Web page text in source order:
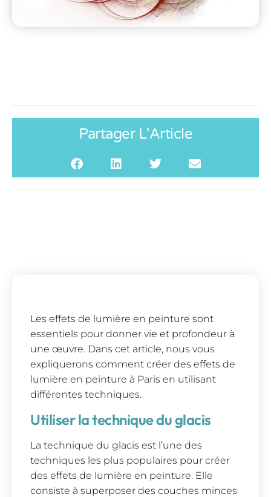
Partager L'Article
Les effets de lumière en peinture sont
essentiels pour donner vie et profondeur à
une œuvre. Dans cet article, nous vous
expliquerons comment créer des effets de
lumière en peinture à Paris en utilisant
différentes techniques.
Utiliser la technique du glacis
La technique du glacis est l’une des
techniques les plus populaires pour créer
des effets de lumière en peinture. Elle
consiste à superposer des couches minces